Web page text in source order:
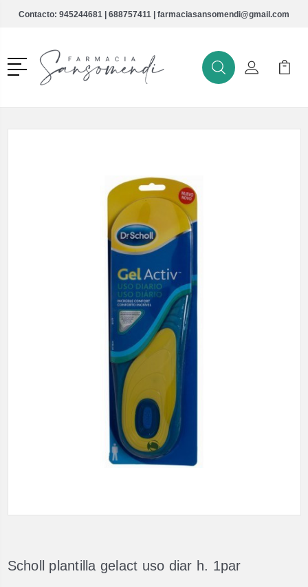
Contacto: 945244681 | 688757411 | farmaciasansomendi@gmail.com
Menú
BuscarMi Cuenta
Mi
Scholl plantilla gelact uso diar h. 1par